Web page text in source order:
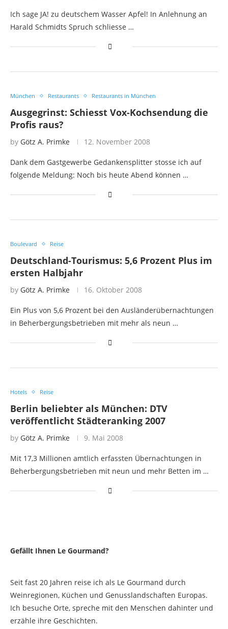
Ich sage JA! zu deutschem Wasser Apfel! In Anlehnung an
Harald Schmidts Spruch schliesse …
München Restaurants Restaurants in München
Ausgegrinst: Schiesst Vox-Kochsendung die
Profis raus?
by Götz A. Primke 12. November 2008
Dank dem Gastgewerbe Gedankensplitter stosse ich auf
folgende Meldung: Noch bis heute Abend können …
Boulevard Reise
Deutschland-Tourismus: 5,6 Prozent Plus im
ersten Halbjahr
by Götz A. Primke 16. Oktober 2008
Ein Plus von 5,6 Prozent bei den Ausländerübernachtungen
in Beherbergungsbetrieben mit mehr als neun …
Hotels Reise
Berlin beliebter als München: DTV
veröffentlicht Städteranking 2007
by Götz A. Primke 9. Mai 2008
Mit 17,3 Millionen amtlich erfassten Übernachtungen in
Beherbergungsbetrieben mit neun und mehr Betten im …
Gefällt Ihnen Le Gourmand?
Seit fast 20 Jahren reise ich als Le Gourmand durch
Weinregionen, Küchen und Genusslandschaften Europas.
Ich besuche Orte, spreche mit den Menschen dahinter und
erzähle ihre Geschichten.